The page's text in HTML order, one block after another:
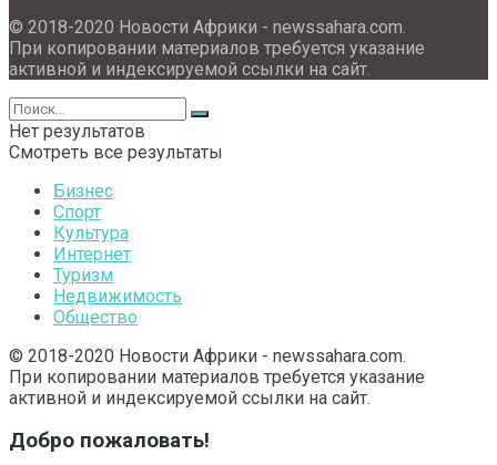
© 2018-2020 Новости Африки - newssahara.com.
При копировании материалов требуется указание
активной и индексируемой ссылки на сайт.
Нет результатов
Смотреть все результаты
Бизнес
Спорт
Культура
Интернет
Туризм
Недвижимость
Общество
© 2018-2020 Новости Африки - newssahara.com.
При копировании материалов требуется указание
активной и индексируемой ссылки на сайт.
Добро пожаловать!